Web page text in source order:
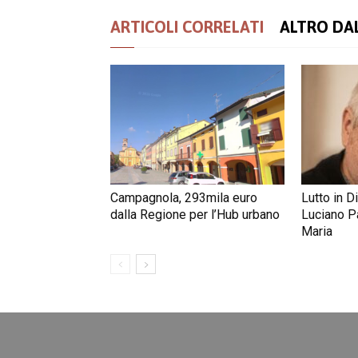
ARTICOLI CORRELATI ALTRO
Campagnola, 293mila euro
dalla Regione per l’Hub urbano
Lutto in
Luciano
Maria